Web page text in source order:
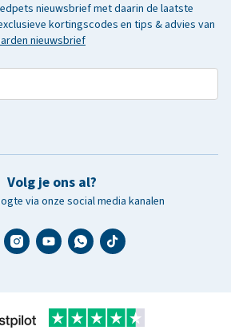
nieuwsbrief met daarin de laatste
kortingscodes en tips & advies van
nieuwsbrief
Volg je ons al?
via onze social media kanalen